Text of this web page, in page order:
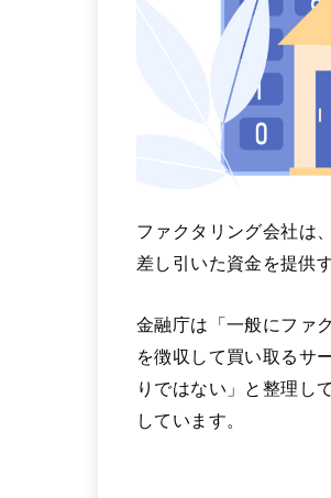
ファクタリング会社は
差し引いた資金を提供
金融庁は「一般にファ
を徴収して買い取るサ
りではない」と整理し
しています。